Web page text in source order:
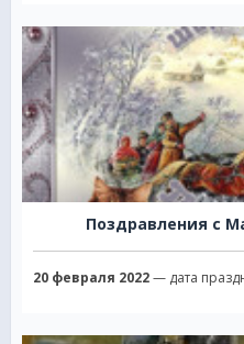
Поздравления с
20 февраля 2022— дата